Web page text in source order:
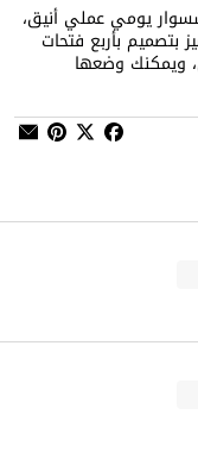
يومي عملي أنيق،
بتصميم بأربع فتحات
ويمكنك وضعها